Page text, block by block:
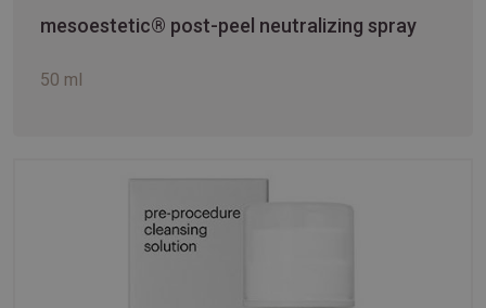
mesoestetic® post-peel neutralizing spray
50 ml